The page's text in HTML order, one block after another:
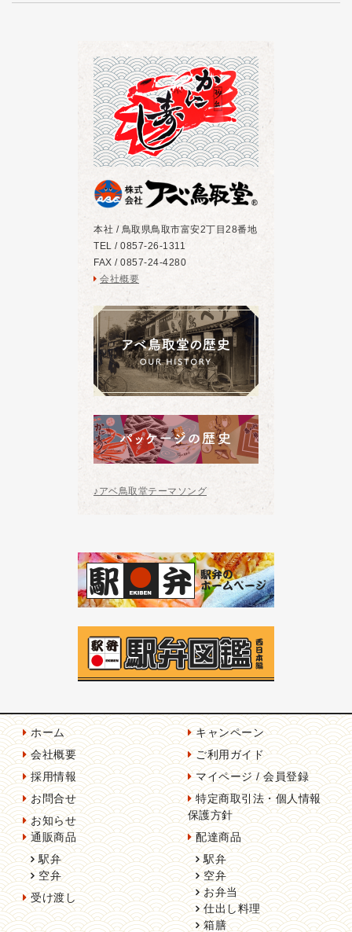
本社 / 鳥取県鳥取市富安2丁目28番地
TEL / 0857-26-1311
FAX / 0857-24-4280
会社概要
♪アベ鳥取堂テーマソング
ホーム
会社概要
採用情報
お問合せ
お知らせ
通販商品
駅弁
空弁
受け渡し
配達商品
駅弁
空弁
お弁当
仕出し料理
箱膳
キャンペーン
ご利用ガイド
マイページ / 会員登録
特定商取引法・個人情報
保護方針